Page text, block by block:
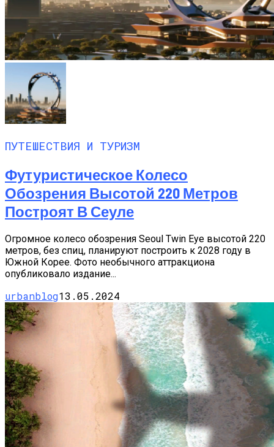
ПУТЕШЕСТВИЯ И ТУРИЗМ
Футуристическое Колесо
Обозрения Высотой 220 Метров
Построят В Сеуле
Огромное колесо обозрения Seoul Twin Eye высотой 220
метров, без спиц, планируют построить к 2028 году в
Южной Корее. Фото необычного аттракциона
опубликовало издание...
urbanblog13.05.2024